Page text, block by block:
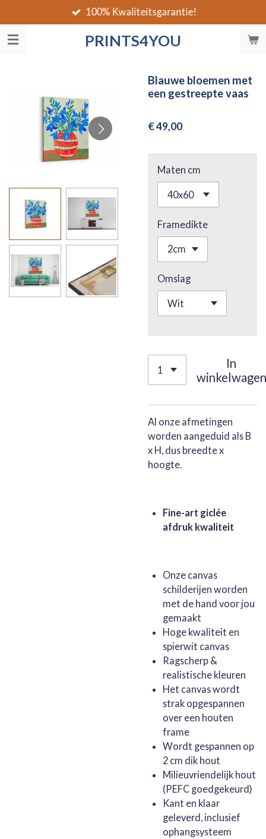
direct
naar
PRINTS4YOU
100% Kwaliteitsgarantie!
Blauwe bloemen met
een gestreepte vaas
€ 49,00
Maten cm
Framedikte
Omslag
In
winkelwagen
Al onze afmetingen
worden aangeduid als B
x H, dus breedte x
hoogte.
Fine-art giclée
afdruk kwaliteit
Onze canvas
schilderijen worden
met de hand voor jou
gemaakt
Hoge kwaliteit en
spierwit canvas
Ragscherp &
realistische kleuren
Het canvas wordt
strak opgespannen
over een houten
frame
Wordt gespannen op
2 cm dik hout
Milieuvriendelijk hout
(PEFC goedgekeurd)
Kant en klaar
geleverd, inclusief
ophangsysteem